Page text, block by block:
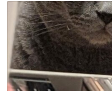
えて言葉を選んで、ま
ト
数
数